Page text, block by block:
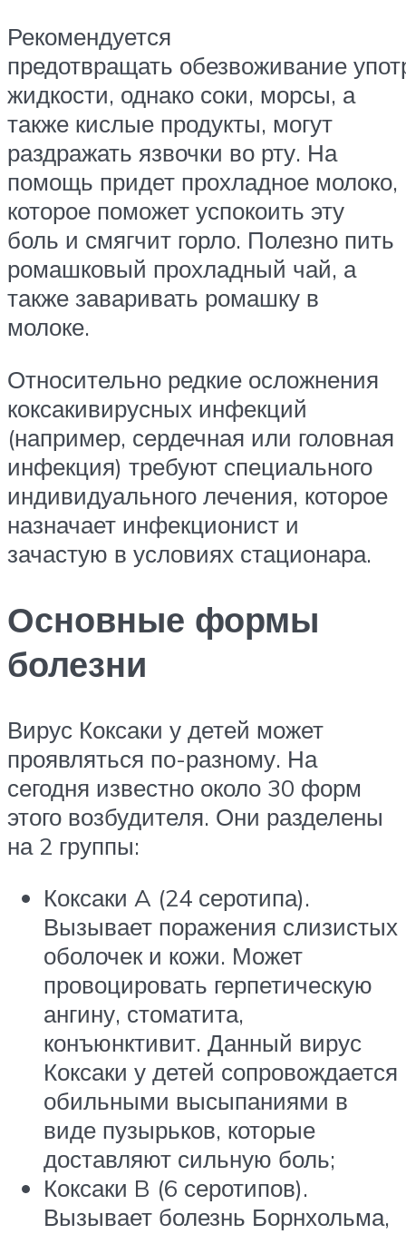
Рекомендуется
предотвращать обезвоживание
жидкости, однако соки, морсы, а
также кислые продукты, могут
раздражать язвочки во рту. На
помощь придет прохладное молоко,
которое поможет успокоить эту
боль и смягчит горло. Полезно пить
ромашковый прохладный чай, а
также заваривать ромашку в
молоке.
Относительно редкие осложнения
коксакивирусных инфекций
(например, сердечная или головная
инфекция) требуют специального
индивидуального лечения, которое
назначает инфекционист и
зачастую в условиях стационара.
Основные формы
болезни
Вирус Коксаки у детей может
проявляться по-разному. На
сегодня известно около 30 форм
этого возбудителя. Они разделены
на 2 группы:
Коксаки A (24 серотипа).
Вызывает поражения слизистых
оболочек и кожи. Может
провоцировать герпетическую
ангину, стоматита,
конъюнктивит. Данный вирус
Коксаки у детей сопровождается
обильными высыпаниями в
виде пузырьков, которые
доставляют сильную боль;
Коксаки B (6 серотипов).
Вызывает болезнь Борнхольма,